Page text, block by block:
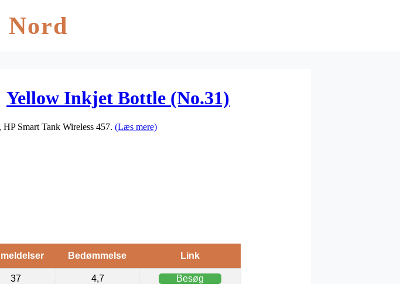
Nord
Yellow Inkjet Bottle (No.31)
Smart Tank Wireless 457. (Læs mere)
Bedømmelse Link
37 4,7 Besøg